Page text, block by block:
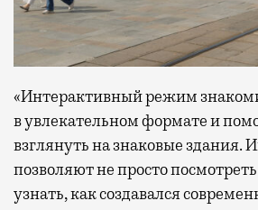
«Интерактивный режим
в увлекательном формате и
взглянуть на знаковые здания.
позволяют не просто
узнать, как создавался